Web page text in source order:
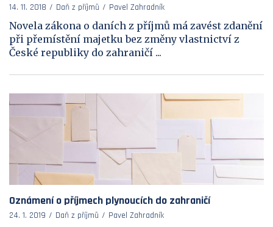
14. 11. 2018 Daň z příjmů Pavel Zahradník
Novela zákona o daních z příjmů má zavést zdanění
při přemístění majetku bez změny vlastnictví z
České republiky do zahraničí ...
Oznámení o příjmech plynoucích do zahraničí
24. 1. 2019 Daň z příjmů Pavel Zahradník